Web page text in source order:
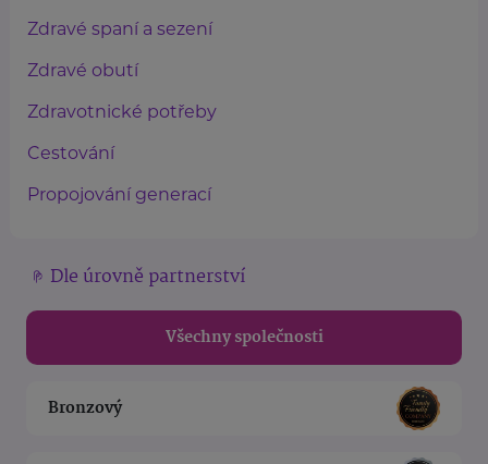
Zdravé spaní a sezení
Zdravé obutí
Zdravotnické potřeby
Cestování
Propojování generací
Dle úrovně partnerství
Všechny společnosti
Bronzový